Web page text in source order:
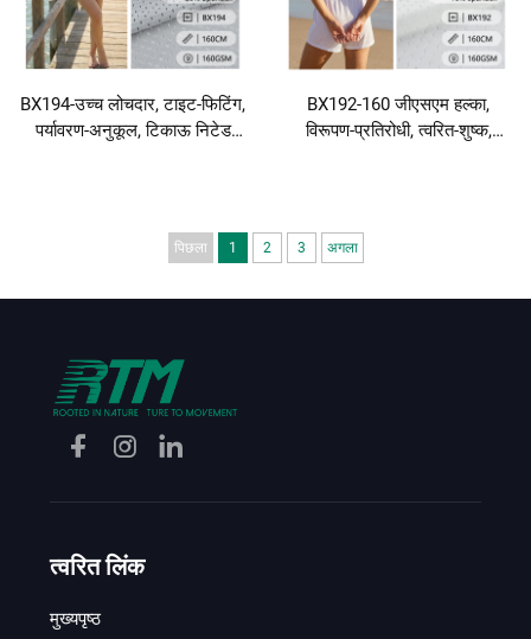
BX194-उच्च लोचदार, टाइट-फिटिंग,
पर्यावरण-अनुकूल, टिकाऊ निटेड
BX192-160 जीएसएम हल्का,
विरूपण-प्रतिरोधी, त्वरित-शुष्क,
स्विमवियर के लिए
पिछला 1 2 3 अगला
त्वरित लिंक
मुख्यपृष्ठ